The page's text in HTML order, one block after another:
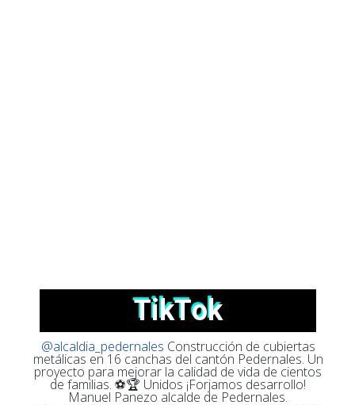
TikTok
@alcaldia_pedernales Construcción de cubiertas
metálicas en 16 canchas del cantón Pedernales. Un
proyecto para mejorar la calidad de vida de cientos
de familias. ⚽️🏆 Unidos ¡Forjamos desarrollo!
Manuel Panezo alcalde de Pedernales.